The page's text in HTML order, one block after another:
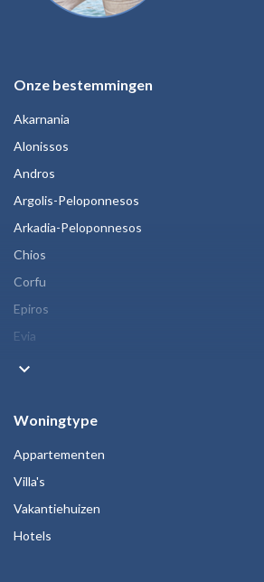
Onze bestemmingen
Akarnania
Alonissos
Andros
Argolis-Peloponnesos
Arkadia-Peloponnesos
Chios
Corfu
Epiros
Evia
keyboard_arrow_down
Woningtype
Appartementen
Villa's
Vakantiehuizen
Hotels